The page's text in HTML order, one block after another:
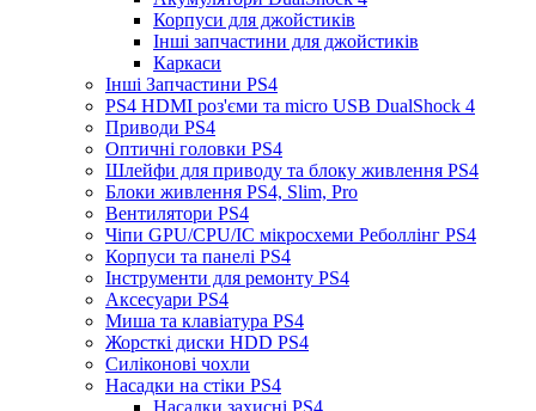
Корпуси для джойстиків
Інші запчастини для джойстиків
Каркаси
Інші Запчастини PS4
PS4 HDMI роз'єми та micro USB DualShock 4
Приводи PS4
Оптичні головки PS4
Шлейфи для приводу та блоку живлення PS4
Блоки живлення PS4, Slim, Pro
Вентилятори PS4
Чіпи GPU/CPU/IC мікросхеми Реболлінг PS4
Корпуси та панелі PS4
Інструменти для ремонту PS4
Аксесуари PS4
Миша та клавіатура PS4
Жорсткі диски HDD PS4
Силіконові чохли
Насадки на стіки PS4
Насадки захисні PS4